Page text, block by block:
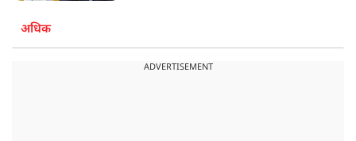
अधिक
ADVERTISEMENT